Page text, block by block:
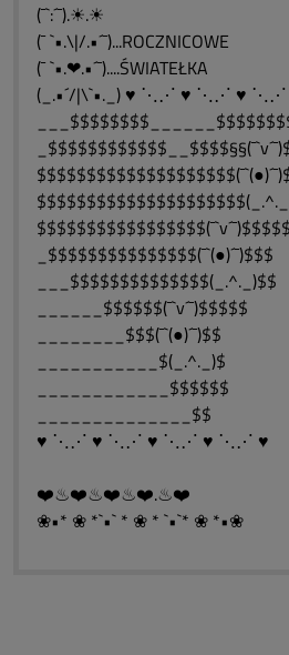
(¯`:´¯).☀.☀
(¯ `•.\|/.•´¯)...ROCZNICOWE
(¯ `•.❤.•´¯)....ŚWIATEŁKA
(_.•´/|\`•._) ♥ ⋱⋰ ♥ ⋱⋰ ♥
$$$$$$$$$$$$$$$$$(¯`v´¯)$$$$$
_$$$$$$$$$$$$$$$(¯`(●)´¯)$$$
___$$$$$$$$$$$$$$(_.^._)$$
______$$$$$$(¯`v´¯)$$$$$
________$$$(¯`(●)´¯)$$
___________$(_.^._)$
____________$$$$$$
______________$$
♥ ⋱⋰ ♥ ⋱⋰ ♥ ⋱⋰ ♥ ⋱⋰ ♥
❤️♨❤️♨❤️♨❤️.♨❤️
❀•* ❀ *`•` * ❀ * `•`* ❀ *•❀